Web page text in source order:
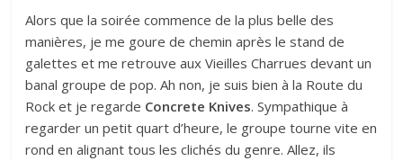
Alors que la soirée commence de la plus belle des
manières, je me goure de chemin après le stand de
galettes et me retrouve aux Vieilles Charrues devant un
banal groupe de pop. Ah non, je suis bien à la Route du
Rock et je regarde Concrete Knives. Sympathique à
regarder un petit quart d’heure, le groupe tourne vite en
rond en alignant tous les clichés du genre. Allez, ils